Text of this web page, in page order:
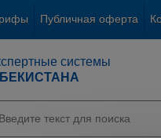
Публичная оферта
системы